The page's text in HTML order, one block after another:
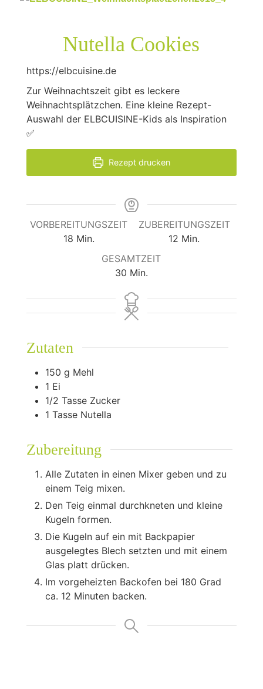
Nutella Cookies
https://elbcuisine.de
Zur Weihnachtszeit gibt es leckere
Weihnachtsplätzchen. Eine kleine Rezept-
Auswahl der ELBCUISINE-Kids als Inspiration
✅
Rezept drucken
VORBEREITUNGSZEIT
18Minuten
Min.
ZUBEREITUNGSZEIT
12 Minuten
Min.
GESAMTZEIT
30Minuten
Min.
Zutaten
150 g Mehl
1 Ei
1/2 Tasse Zucker
1 Tasse Nutella
Zubereitung
Alle Zutaten in einen Mixer geben und zu
einem Teig mixen.
Den Teig einmal durchkneten und kleine
Kugeln formen.
Die Kugeln auf ein mit Backpapier
ausgelegtes Blech setzten und mit einem
Glas platt drücken.
Im vorgeheizten Backofen bei 180 Grad
ca. 12 Minuten backen.